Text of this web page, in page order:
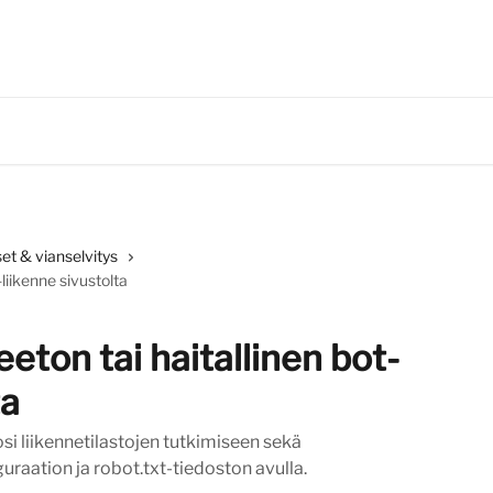
& vianselvitys
sivustolta
tai haitallinen bot-
liikennetilastojen tutkimiseen sekä
ja robot.txt-tiedoston avulla.